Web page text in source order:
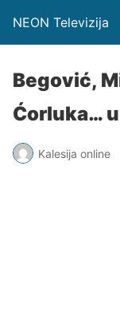
NEON Televizija
Begović,
Ćorluka…
Kalesija online